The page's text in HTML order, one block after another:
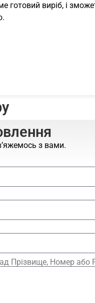
готовий виріб, і
з вами.
Прізвище, Номер або